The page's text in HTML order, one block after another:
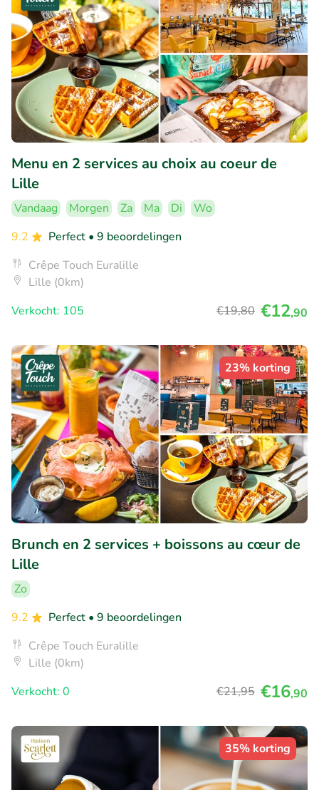
Menu en 2 services au choix au coeur de
Lille
Vandaag Morgen Za Ma Di
Wo
9.2
Perfect • 9 beoordelingen
Crêpe Touch Euralille
Lille (0km)
Verkocht: 105
€19,80 €12,90
23% korting
Brunch en 2 services + boissons au cœur de
Lille
Zo
9.2
Perfect • 9 beoordelingen
Crêpe Touch Euralille
Lille (0km)
Verkocht: 0
€21,95 €16,90
35% korting